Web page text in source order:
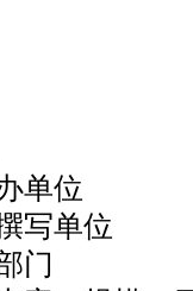
单位
单位
门